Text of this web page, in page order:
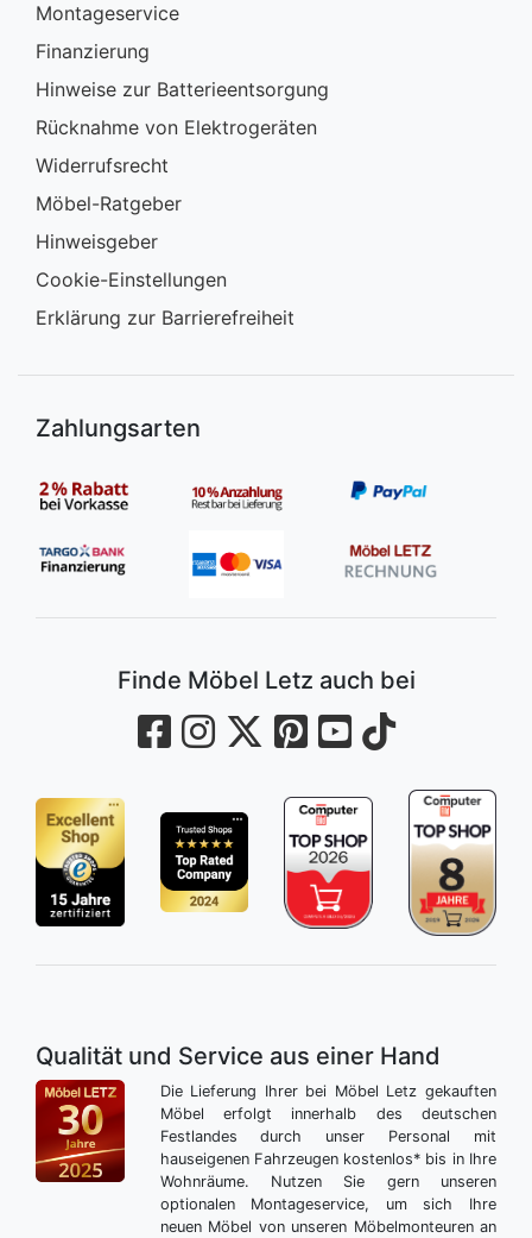
Montageservice
Finanzierung
Hinweise zur Batterieentsorgung
Rücknahme von Elektrogeräten
Widerrufsrecht
Möbel-Ratgeber
Hinweisgeber
Cookie-Einstellungen
Erklärung zur Barrierefreiheit
Zahlungsarten
Finde Möbel Letz auch bei
Qualität und Service aus einer Hand
Die Lieferung Ihrer bei Möbel Letz gekauften
Möbel erfolgt innerhalb des deutschen
Festlandes durch unser Personal mit
hauseigenen Fahrzeugen kostenlos* bis in Ihre
Wohnräume. Nutzen Sie gern unseren
optionalen Montageservice, um sich Ihre
neuen Möbel von unseren Möbelmonteuren an